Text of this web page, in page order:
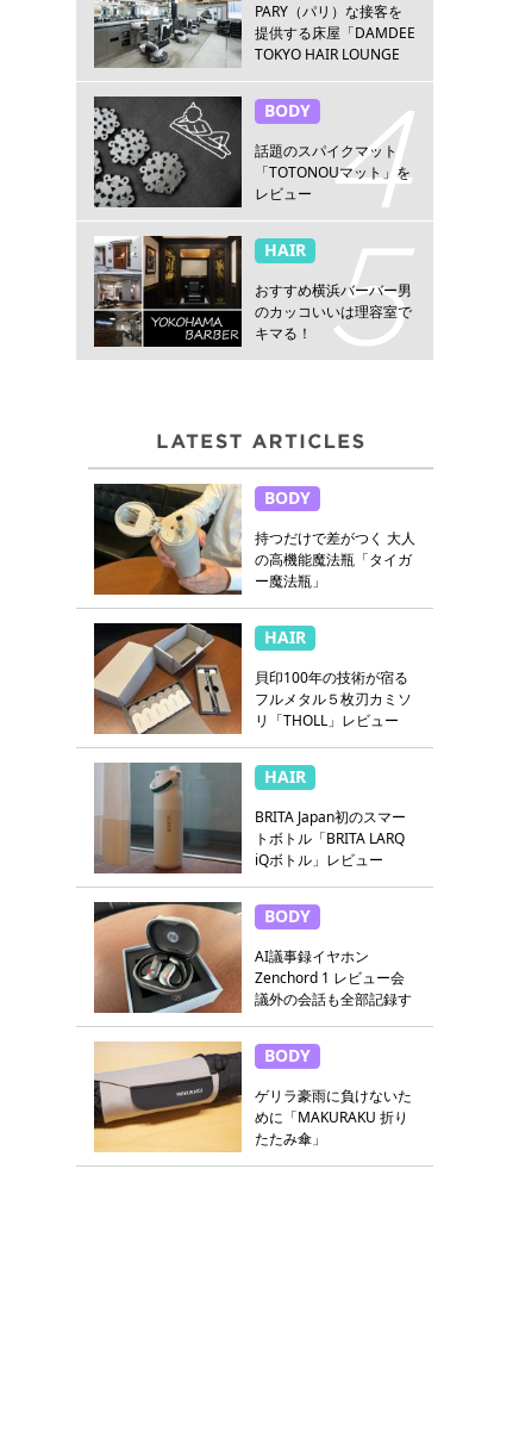
PARY（パリ）な接客を
提供する床屋「DAMDEE
TOKYO HAIR LOUNGE
BODY
話題のスパイクマット
「TOTONOUマット」を
レビュー
HAIR
おすすめ横浜バーバー男
のカッコいいは理容室で
キマる！
BODY
持つだけで差がつく 大人
の高機能魔法瓶「タイガ
ー魔法瓶」
HAIR
貝印100年の技術が宿る
フルメタル５枚刃カミソ
リ「THOLL」レビュー
HAIR
BRITA Japan初のスマー
トボトル「BRITA LARQ
iQボトル」レビュー
BODY
AI議事録イヤホン
Zenchord 1 レビュー会
議外の会話も全部記録す
BODY
ゲリラ豪雨に負けないた
めに「MAKURAKU 折り
たたみ傘」